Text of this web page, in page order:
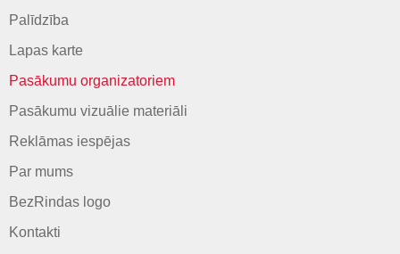
Palīdzība
Lapas karte
Pasākumu organizatoriem
Pasākumu vizuālie materiāli
Reklāmas iespējas
Par mums
BezRindas logo
Kontakti